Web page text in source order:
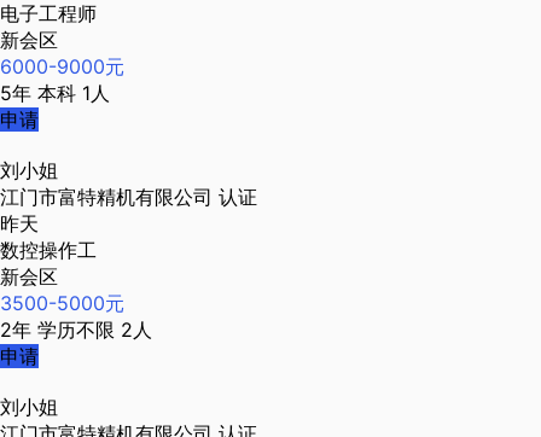
电子工程师
新会区
6000-9000元
5年 本科 1人
申请
刘小姐
江门市富特精机有限公司 认证
昨天
数控操作工
新会区
3500-5000元
2年 学历不限 2人
申请
刘小姐